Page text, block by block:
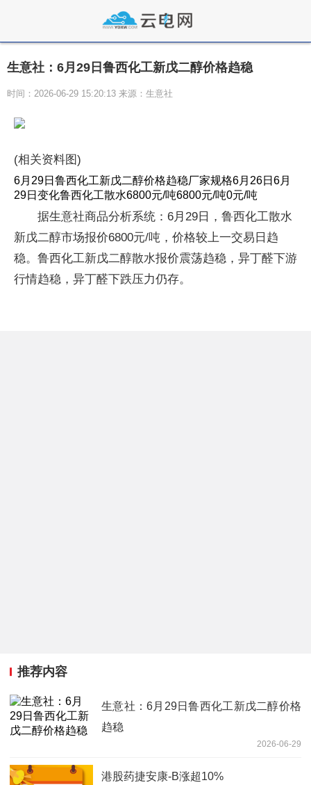
生意社：6月29日鲁西化工新戊二醇价格趋稳
时间：2026-06-29 15:20:13 来源：生意社
(相关资料图)
6月29日鲁西化工新戊二醇价格趋稳厂家规格6月26日6月
29日变化鲁西化工散水6800元/吨6800元/吨0元/吨
据生意社商品分析系统：6月29日，鲁西化工散水
新戊二醇市场报价6800元/吨，价格较上一交易日趋
稳。鲁西化工新戊二醇散水报价震荡趋稳，异丁醛下游
行情趋稳，异丁醛下跌压力仍存。
推荐内容
生意社：6月29日鲁西化工新戊二醇价格
趋稳
2026-06-29
港股药捷安康-B涨超10%